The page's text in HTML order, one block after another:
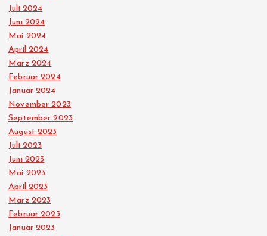
Juli 2024
Juni 2024
Mai 2024
April 2024
März 2024
Februar 2024
Januar 2024
November 2023
September 2023
August 2023
Juli 2023
Juni 2023
Mai 2023
April 2023
März 2023
Februar 2023
Januar 2023